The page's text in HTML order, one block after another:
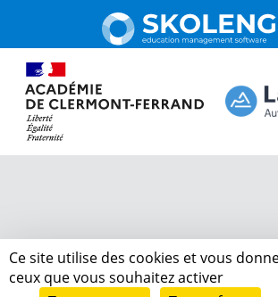
Ce site utilise des cookies et vous
ceux que vous souhaitez activer